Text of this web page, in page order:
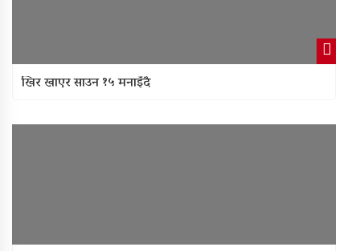
खिर खाएर साउन १५ मनाइँदै